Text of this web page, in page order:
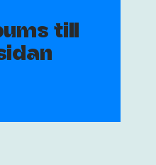
till